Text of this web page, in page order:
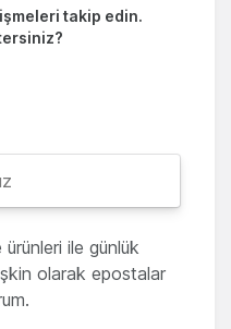
takip edin.
ile günlük
olarak epostalar